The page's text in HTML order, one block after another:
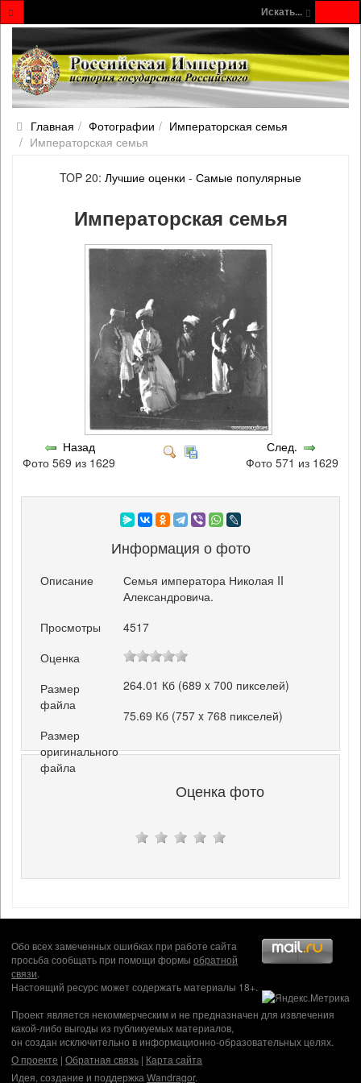
Искать...
Главная Фотографии
Императорская семья
Императорская семья
TOP 20: Лучшие оценки - Самые популярные
Императорская семья
Назад
Фото 569 из 1629
След.
Фото 571 из 1629
Информация о фото
Описание
Семья императора Николая II
Александровича.
Просмотры
4517
Оценка
Размер
файла
264.01 Кб (689 x 700 пикселей)
Размер
оригинального
файла
75.69 Кб (757 x 768 пикселей)
Оценка фото
Обо всех замеченных ошибках при работе сайта
просьба сообщать при помощи формы обратной
связи.
Настоящий ресурс может содержать материалы 18+.
Проект является некоммерческим и не предназначен для извлечения
какой-либо выгоды из публикуемых материалов,
он создан исключительно в информационно-образовательных целях.
О проекте | Обратная связь | Карта сайта
Идея, создание и поддержка Wandragor.